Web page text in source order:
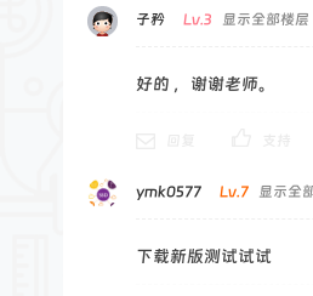
子矜 Lv.3 显示全部楼层
好的 ，谢谢老师。
ymk0577 Lv.7 显示全
下载新版测试试试